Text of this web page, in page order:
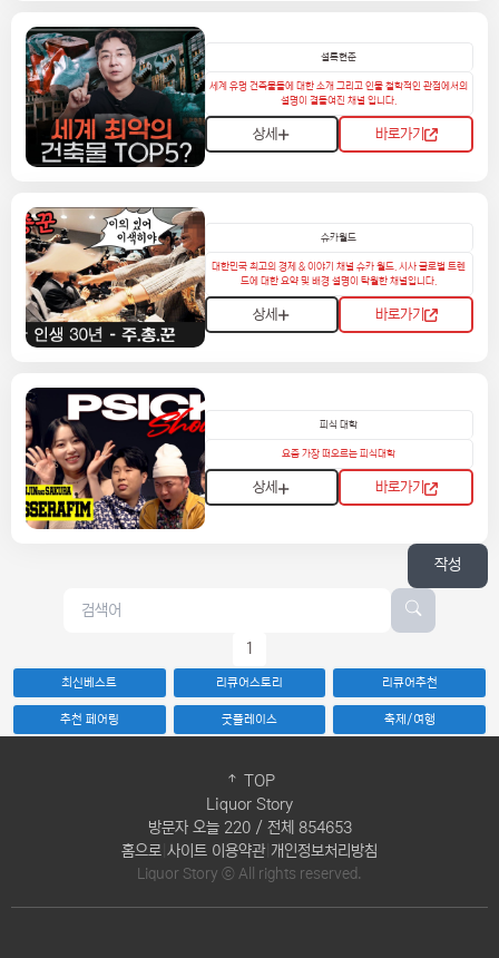
설록현준
세계 유멍 건축물들에 대한 소개 그리고 인물 철학적인 관점에서의
설명이 곁들여진 채널 입니다.
상세 바로가기
슈카월드
대한민국 최고의 경제 & 이야기 채널 슈카 월드. 시사 글로벌 트렌
드에 대한 요약 및 배경 설명이 탁월한 채널입니다.
상세 바로가기
피식 대학
요즘 가장 떠오르는 피식대학
상세 바로가기
작성
1
최신베스트 리큐어스토리 리큐어추천
추천 페어링 굿플레이스 축제/여행
Liquor Story
TOP
방문자 오늘 220 / 전체 854653
홈으로 사이트 이용약관| 개인정보처리방침
Liquor Story ⓒ All rights reserved.